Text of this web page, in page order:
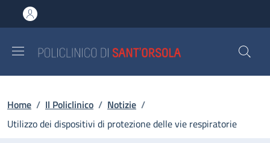
al contenuto principale
to footer content
Briciole di pane
Home / Il Policlinico / Notizie /
Utilizzo dei dispositivi di protezione delle vie respiratorie